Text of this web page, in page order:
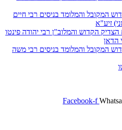
המקובל והמלומד בניסים רבי חיים
זיע"א
הצדיק הקדוש והמלוב"ן רבי יהודה פינטו
הדאן
המקובל והמלומד בניסים רבי משה
Facebook-f